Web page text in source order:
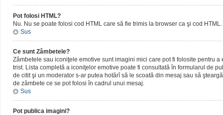
Pot folosi HTML?
Nu. Nu se poate folosi cod HTML care să fie trimis la browser ca şi cod
Sus
Ce sunt Zâmbetele?
Zâmbetele sau iconiţele emotive sunt imagini mici care pot fi folosite pentru
trist. Lista completă a iconiţelor emotive poate fi consultată în formularul de
de citit şi un moderator s-ar putea hotărî să le scoată din mesaj sau să
de zâmbete ce se pot folosi în cadrul unui mesaj.
Sus
Pot publica imagini?